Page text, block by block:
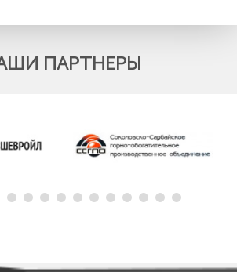
ПАРТНЕРЫ